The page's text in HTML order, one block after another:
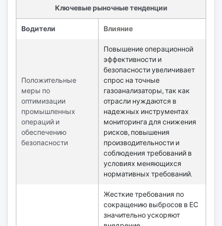
Ключевые рыночные тенденции
Водители Влияние
Положительные
меры по
оптимизации
промышленных
операций и
обеспечению
безопасности
Повышение операционной
эффективности и
безопасности увеличивает
спрос на точные
газоанализаторы, так как
отрасли нуждаются в
надежных инструментах
мониторинга для снижения
рисков, повышения
производительности и
соблюдения требований в
условиях меняющихся
нормативных требований.
Жесткие требования по
сокращению выбросов в ЕС
значительно ускоряют